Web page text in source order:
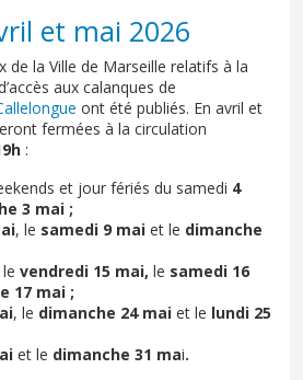
et mai 2026
de la Ville de Marseille relatifs à la
aux calanques de
ont été publiés. En avril et
fermées à la circulation
:
et jour fériés du samedi 4
3 mai ;
, le samedi 9 mai et le dimanche
le vendredi 15 mai, le samedi 16
17 mai ;
, le dimanche 24 mai et le lundi 25
et le dimanche 31 mai.